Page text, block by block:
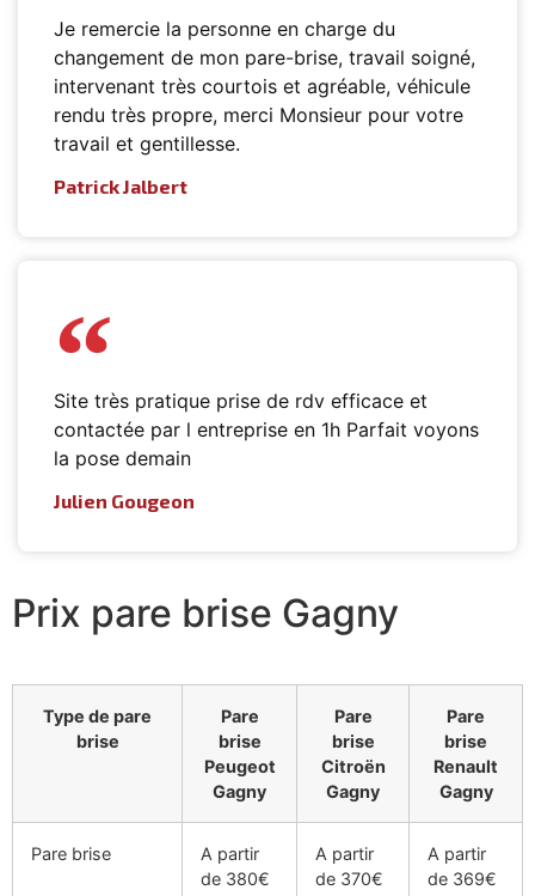
Je remercie la personne en charge du
changement de mon pare-brise, travail soigné,
intervenant très courtois et agréable, véhicule
rendu très propre, merci Monsieur pour votre
travail et gentillesse.
Patrick Jalbert
Site très pratique prise de rdv efficace et
contactée par l entreprise en 1h Parfait voyons
la pose demain
Julien Gougeon
Prix pare brise Gagny
Type de pare
brise
Pare
brise
Peugeot
Gagny
Pare
brise
Citroën
Gagny
Pare
brise
Renault
Gagny
Pare brise
A partir
de 380€
A partir
de 370€
A partir
de 369€